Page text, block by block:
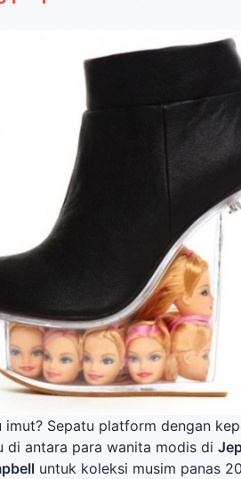
imut? Sepatu platform dengan
di antara para wanita modis di
untuk koleksi musim panas